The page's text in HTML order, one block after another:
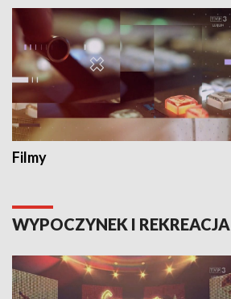
Filmy
WYPOCZYNEK I REKREACJA